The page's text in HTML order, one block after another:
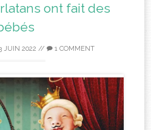
ont fait des
JUIN 2022 // 1 COMMENT